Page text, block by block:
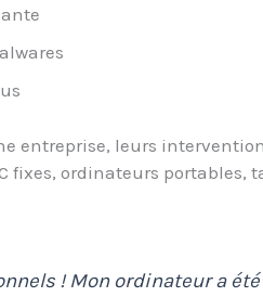
entreprise, leurs
fixes, ordinateurs portables,
! Mon ordinateur a